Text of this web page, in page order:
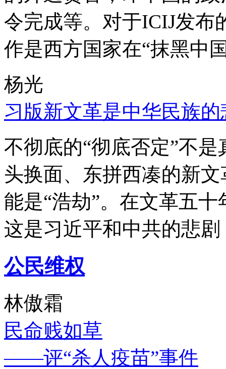
令完成等。对于ICIJ发布
作是西方国家在“抹黑中
杨光
习版新文革是中华民族的
不彻底的“彻底否定”不
头换面、东拼西凑的新
能是“浩劫”。在文革五
这是习近平和中共的悲
公民维权
林傲霜
民命贱如草
——评“杀人疫苗”事件